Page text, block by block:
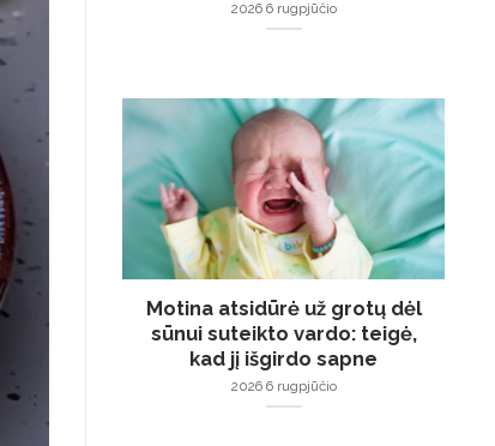
2026 6 rugpjūčio
Motina atsidūrė už grotų dėl
sūnui suteikto vardo: teigė,
kad jį išgirdo sapne
2026 6 rugpjūčio